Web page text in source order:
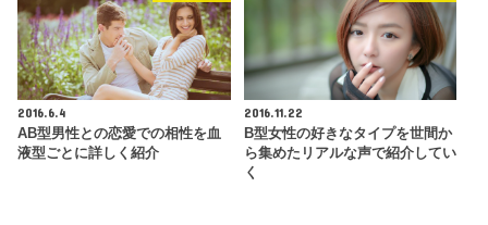
2016.6.4
AB型男性との恋愛での相性を血
液型ごとに詳しく紹介
2016.11.22
B型女性の好きなタイプを世間か
ら集めたリアルな声で紹介してい
く